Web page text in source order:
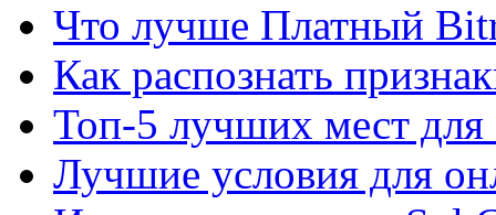
Что лучше Платный
Как распознать
Топ-5 лучших мест для
Лучшие условия для